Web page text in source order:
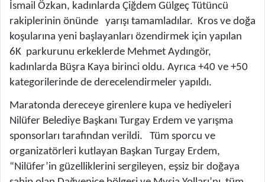
İsmail Özkan, kadınlarda Çiğdem Gülgeç Tütüncü
rakiplerinin önünde yarışı tamamladılar. Kros ve doğa
koşularına yeni başlayanları özendirmek için yapılan
6K parkurunu erkeklerde Mehmet Aydıngör,
kadınlarda Büşra Kaya birinci oldu. Ayrıca +40 ve +50
kategorilerinde de derecelendirmeler yapıldı.
Maratonda dereceye girenlere kupa ve hediyeleri
Nilüfer Belediye Başkanı Turgay Erdem ve yarışma
sponsorları tarafından verildi. Tüm sporcu ve
organizatörleri kutlayan Başkan Turgay Erdem,
“Nilüfer’in güzelliklerini sergileyen, eşsiz bir doğaya